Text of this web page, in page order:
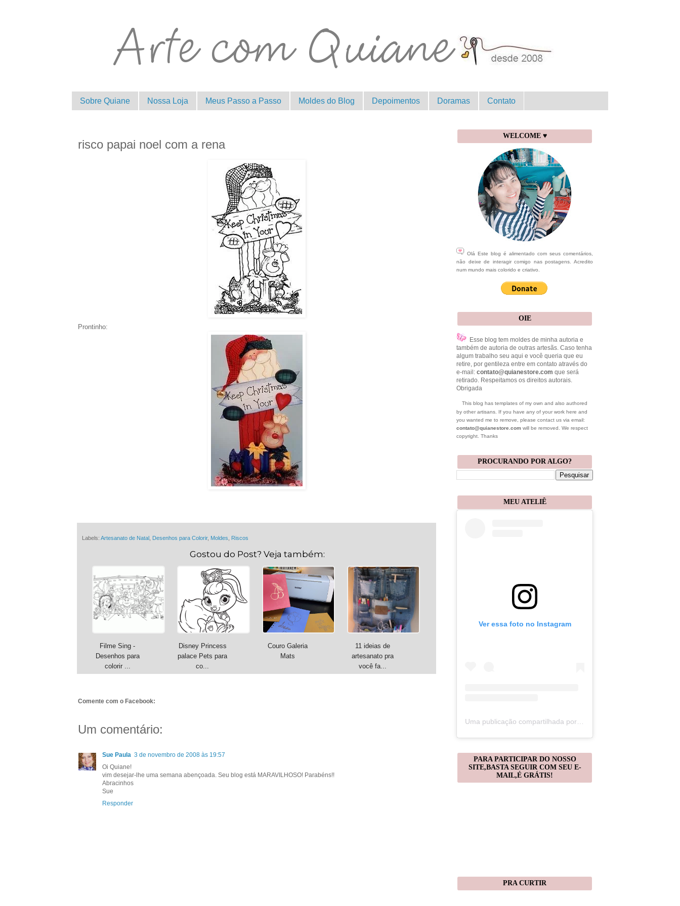
Sobre Quiane Nossa Loja Meus Passo a Passo Moldes do Blog Depoimentos Doramas Contato
risco papai noel com a rena
Prontinho:
Labels: Artesanato de Natal Desenhos para Colorir, Moldes Riscos
Gostou do Post? Veja também:
Filme Sing -
Desenhos para
colorir ...
Disney Princess
palace Pets para
co...
Couro Galeria
Mats
11 ideias de
artesanato pra
você fa...
Comente com o Facebook:
Um comentário:
Sue Paula 3 de novembro de 2008 às 19:57
Oi Quiane!
vim desejar-lhe uma semana abençoada. Seu blog está MARAVILHOSO! Parabéns!!
Abracinhos
Sue
Responder
WELCOME ♥
Olá Este blog é alimentado com seus comentários,
não deixe de interagir comigo nas postagens. Acredito
num mundo mais colorido e criativo.
OIE
Esse blog tem moldes de minha autoria e
também de autoria de outras artesãs. Caso tenha
algum trabalho seu aqui e você queria que eu
retire, por gentileza entre em contato através do
e-mail: contato@quianestore.com que será
retirado. Respeitamos os direitos autorais.
Obrigada
This blog has templates of my own and also authored
by other artisans. If you have any of your work here and
you wanted me to remove, please contact us via email:
contato@quianestore.com will be removed. We respect
copyright. Thanks
PROCURANDO POR ALGO?
MEU ATELIÊ
Ver essa foto no Instagram
Uma publicação compartilhada por Christiane Gonçalves (@artecomquiane)
PARA PARTICIPAR DO NOSSO
SITE,BASTA SEGUIR COM SEU E-
MAIL,É GRÁTIS!
PRA CURTIR